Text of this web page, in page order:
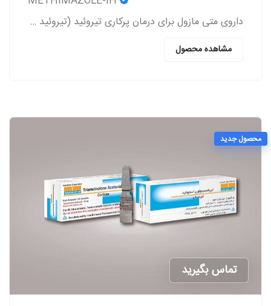
داروی متی مازول برای درمان پرکاری تیروئید (تیروئید بیش از حد فعال) (Hyperthyroidism) به کار می‌رود.
مشاهده محصول
محصول جدید
تماس بگیرید